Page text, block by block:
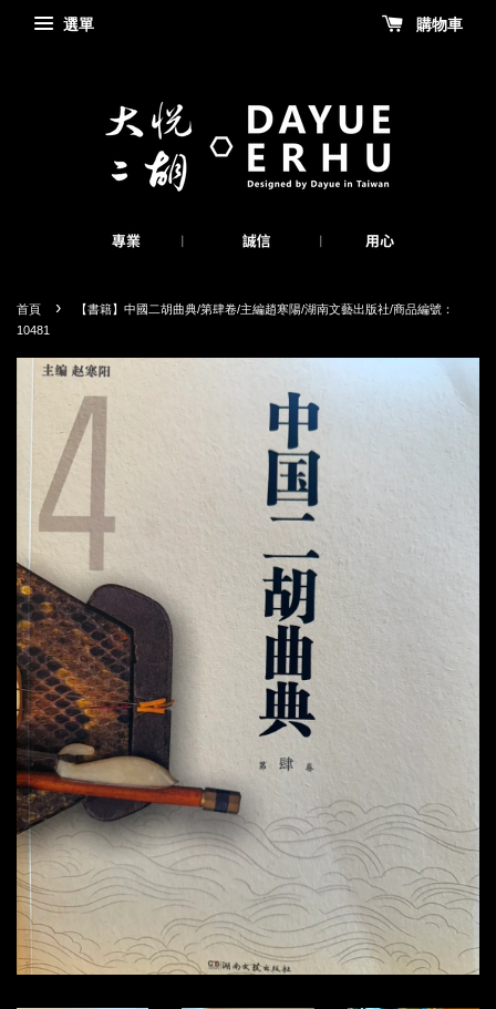
選單 購物車
首頁 ›
【書籍】中國二胡曲典/第肆卷/主編趙寒陽/湖南文藝出版社/商品編號：
10481